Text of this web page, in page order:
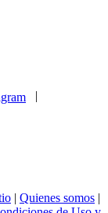
| Quienes somos |